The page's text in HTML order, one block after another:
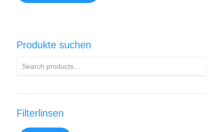
Produkte suchen
Filterlinsen